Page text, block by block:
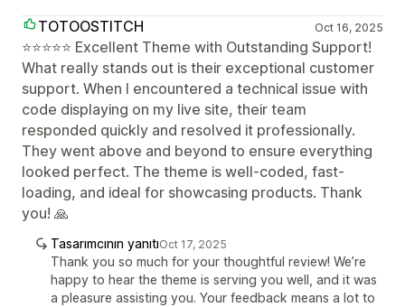
TOTOOSTITCH Oct 16, 2025
⭐⭐⭐⭐⭐ Excellent Theme with Outstanding Support!
What really stands out is their exceptional customer
support. When I encountered a technical issue with
code displaying on my live site, their team
responded quickly and resolved it professionally.
They went above and beyond to ensure everything
looked perfect. The theme is well-coded, fast-
loading, and ideal for showcasing products. Thank
you! 🙏
Tasarımcının yanıtıOct 17, 2025
Thank you so much for your thoughtful review! We’re
happy to hear the theme is serving you well, and it was
a pleasure assisting you. Your feedback means a lot to